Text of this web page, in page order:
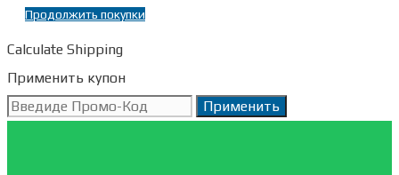
Продолжить покупки
Calculate Shipping
Применить купон
Применить